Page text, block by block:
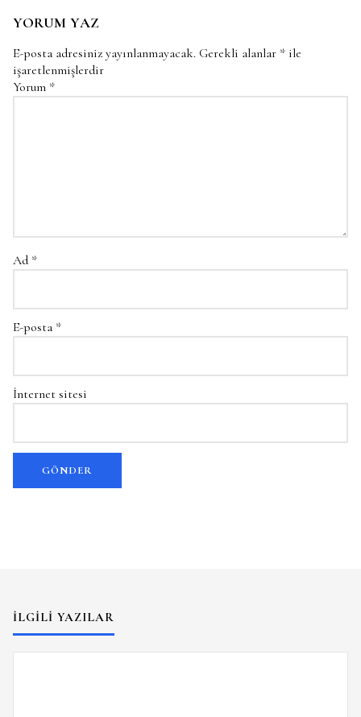
YORUM YAZ
E-posta adresiniz yayınlanmayacak. Gerekli alanlar * ile
işaretlenmişlerdir
Yorum *
Ad *
E-posta *
İnternet sitesi
İLGILI YAZILAR